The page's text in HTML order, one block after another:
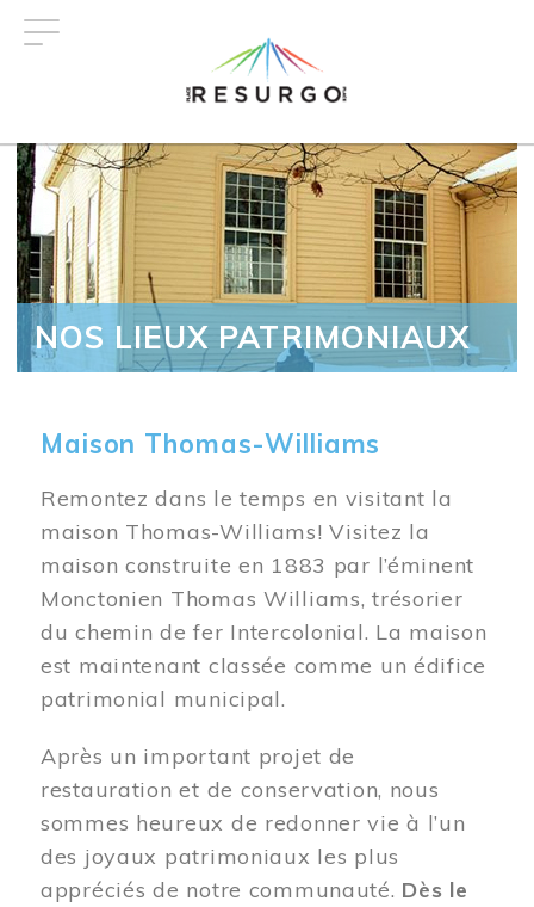
NOS LIEUX PATRIMONIAUX
Maison Thomas-Williams
Remontez dans le temps en visitant la
maison Thomas-Williams! Visitez la
maison construite en 1883 par l’éminent
Monctonien Thomas Williams, trésorier
du chemin de fer Intercolonial. La maison
est maintenant classée comme un édifice
patrimonial municipal.
Après un important projet de
restauration et de conservation, nous
sommes heureux de redonner vie à l’un
des joyaux patrimoniaux les plus
appréciés de notre communauté. Dès le